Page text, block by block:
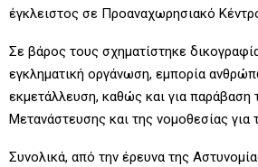
έγκλειστος σε Προαναχωρησιακό
Σε βάρος τους σχηματίστηκε
εγκληματική οργάνωση, εμπορία
εκμετάλλευση, καθώς και για παράβαση
Μετανάστευσης και της νομοθεσίας για
Συνολικά, από την έρευνα της